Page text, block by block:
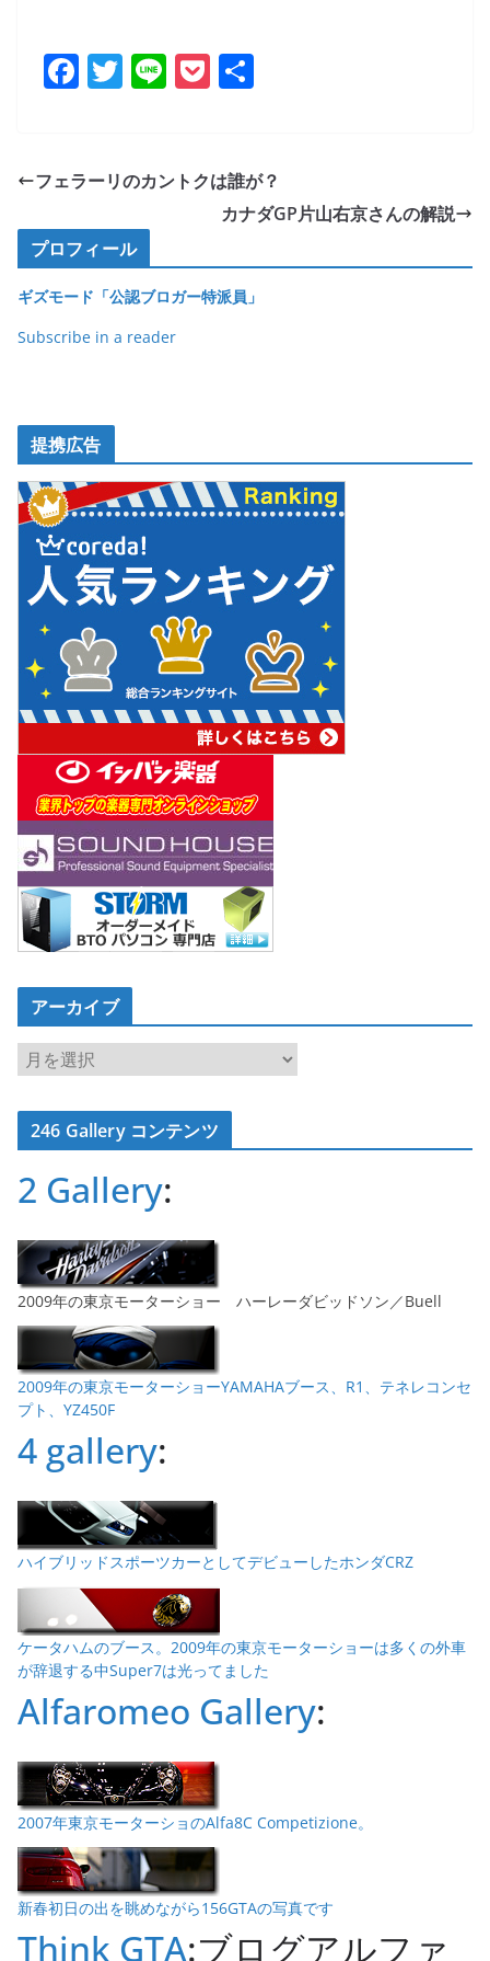
F
e
o
o
k
T
er
Li P
et
フェラーリのカントクは誰が？
カナダGP片山右京さんの解説
プロフィール
ギズモード「公認ブロガー特派員」
Subscribe in a reader
提携広告
アーカイブ
ア
ー
カ
イ246 Gallery コンテンツ
2 Gallery:
2009年の東京モーターショー ハーレーダビッドソン／Buell
2009年の東京モーターショーYAMAHAブース、R1、テネレコンセ
プト、YZ450F
4 gallery:
ハイブリッドスポーツカーとしてデビューしたホンダCRZ
ケータハムのブース。2009年の東京モーターショーは多くの外車
が辞退する中Super7は光ってました
Alfaromeo Gallery:
2007年東京モーターショのAlfa8C Competizione。
新春初日の出を眺めながら156GTAの写真です
Think GTA:ブログアルファ